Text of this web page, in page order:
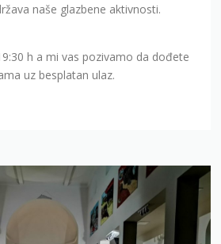
naše glazbene aktivnosti.
h a mi vas pozivamo da dođete
uz besplatan ulaz.